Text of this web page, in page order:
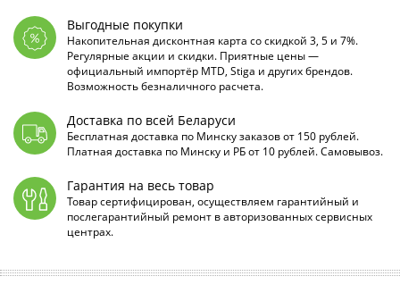
Выгодные покупки
Накопительная дисконтная карта со скидкой 3, 5 и 7%.
Регулярные акции и скидки. Приятные цены —
официальный импортёр MTD, Stiga и других брендов.
Возможность безналичного расчета.
Доставка по всей Беларуси
Бесплатная доставка по Минску заказов от 150 рублей.
Платная доставка по Минску и РБ от 10 рублей. Самовывоз.
Гарантия на весь товар
Товар сертифицирован, осуществляем гарантийный и
послегарантийный ремонт в авторизованных сервисных
центрах.